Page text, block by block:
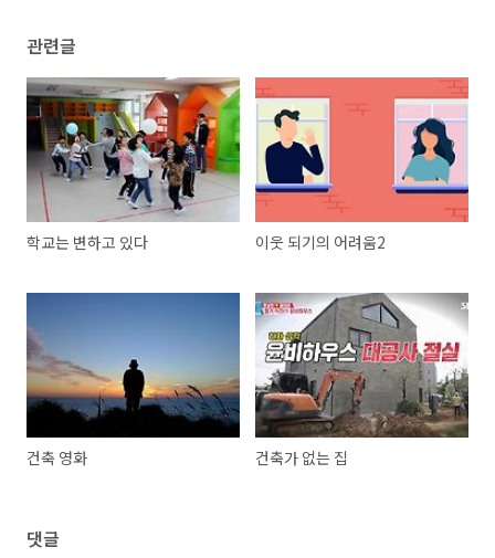
관련글
학교는 변하고 있다 이웃 되기의 어려움2
건축 영화 건축가 없는 집
댓글